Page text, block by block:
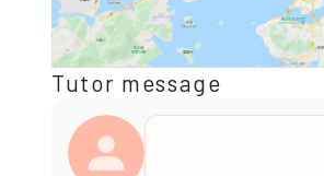
Tutor message